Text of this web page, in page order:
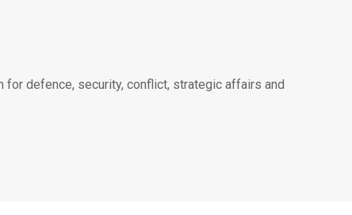
for defence, security, conflict, strategic affairs and